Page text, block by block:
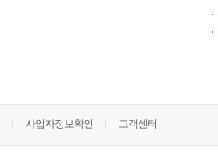
사업자정보확인 고객센터